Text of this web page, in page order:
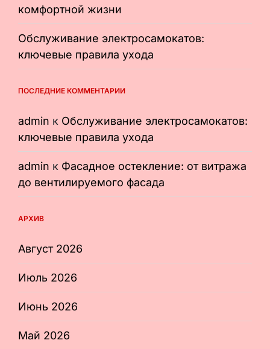
комфортной жизни
Обслуживание электросамокатов:
ключевые правила ухода
ПОСЛЕДНИЕ КОММЕНТАРИИ
admin к Обслуживание электросамокатов:
ключевые правила ухода
admin к Фасадное остекление: от витража
до вентилируемого фасада
АРХИВ
Август 2026
Июль 2026
Июнь 2026
Май 2026